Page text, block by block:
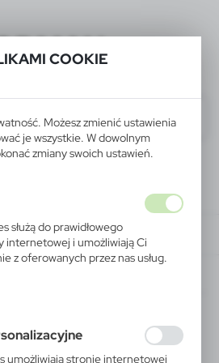
COOKIE
Możesz zmienić ustawienia
je wszystkie. W dowolnym
zmiany swoich ustawień.
służą do prawidłowego
internetowej i umożliwiają Ci
z oferowanych przez nas usług.
Twoich ustawień
bez zakłóceń.
umożliwiają stronie internetowej